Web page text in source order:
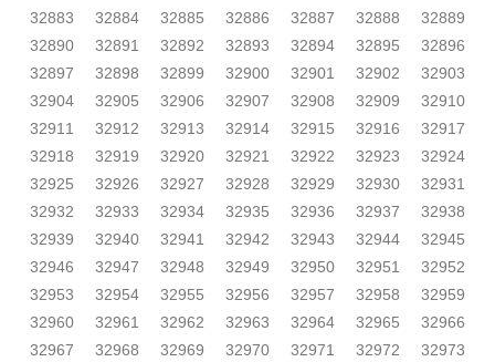
32883
32884 32885 32886 32887 32888
32889
32890
32891 32892 32893 32894 32895
32896
32897
32898 32899 32900 32901 32902
32903
32904
32905 32906 32907 32908 32909
32910
32911
32912 32913 32914 32915 32916
32917
32918
32919 32920 32921 32922 32923
32924
32925
32926 32927 32928 32929 32930
32931
32932
32933 32934 32935 32936 32937
32938
32939
32940 32941 32942 32943 32944
32945
32946
32947 32948 32949 32950 32951
32952
32953
32954 32955 32956 32957 32958
32959
32960
32961 32962 32963 32964 32965
32966
32967
32968 32969 32970 32971 32972 32973